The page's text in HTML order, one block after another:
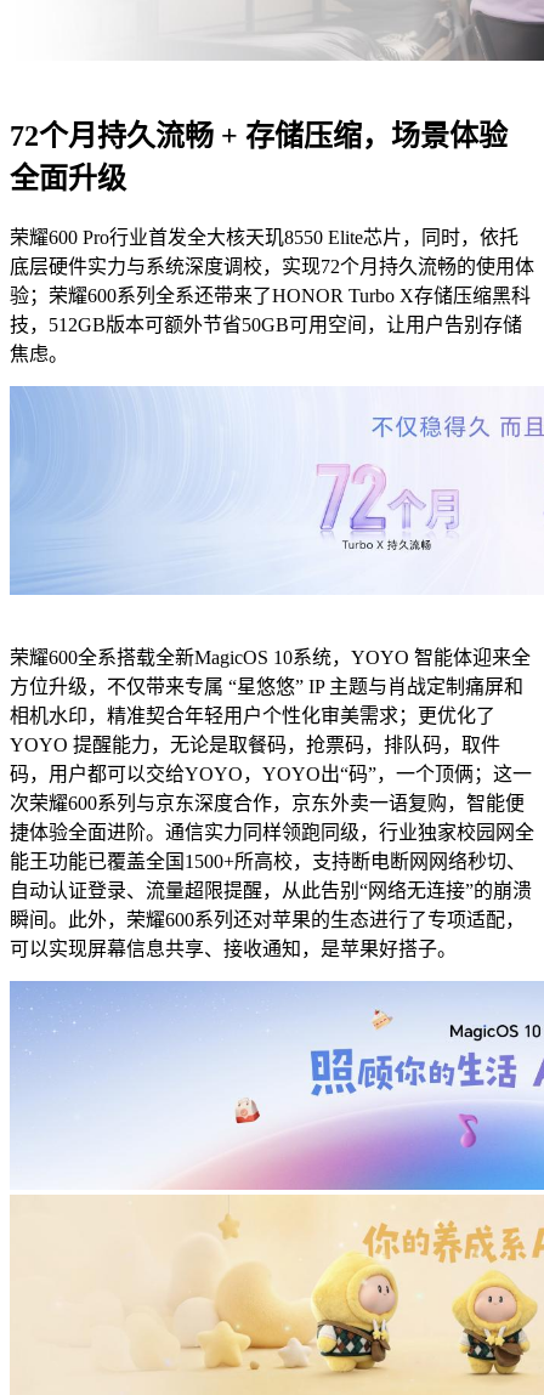
72个月持久流畅 + 存储压缩，场景体验
全面升级
荣耀600 Pro行业首发全大核天玑8550 Elite芯片，同时，依托
底层硬件实力与系统深度调校，实现72个月持久流畅的使用体
验；荣耀600系列全系还带来了HONOR Turbo X存储压缩黑科
技，512GB版本可额外节省50GB可用空间，让用户告别存储
焦虑。
荣耀600全系搭载全新MagicOS 10系统，YOYO 智能体迎来全
方位升级，不仅带来专属 “星悠悠” IP 主题与肖战定制痛屏和
相机水印，精准契合年轻用户个性化审美需求；更优化了
YOYO 提醒能力，无论是取餐码，抢票码，排队码，取件
码，用户都可以交给YOYO，YOYO出“码”，一个顶俩；这一
次荣耀600系列与京东深度合作，京东外卖一语复购，智能便
捷体验全面进阶。通信实力同样领跑同级，行业独家校园网全
能王功能已覆盖全国1500+所高校，支持断电断网网络秒切、
自动认证登录、流量超限提醒，从此告别“网络无连接”的崩溃
瞬间。此外，荣耀600系列还对苹果的生态进行了专项适配，
可以实现屏幕信息共享、接收通知，是苹果好搭子。